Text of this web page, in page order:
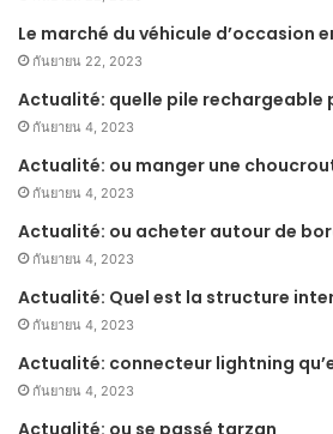
Le marché du véhicule d’occasion
กันยายน 22, 2023
Actualité: quelle pile rechargeable
กันยายน 4, 2023
Actualité: ou manger une
กันยายน 4, 2023
Actualité: ou acheter autour de
กันยายน 4, 2023
Actualité: Quel est la structure
กันยายน 4, 2023
Actualité: connecteur lightning
กันยายน 4, 2023
Actualité: ou se passé tarzan